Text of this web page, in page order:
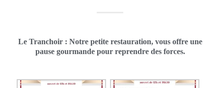
Le Tranchoir : Notre petite restauration, vous offre une
pause gourmande pour reprendre des forces.